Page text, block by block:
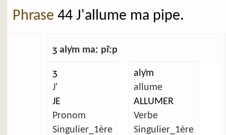
Phrase 44 J'allume ma pipe.
ʒ aly̜m maː pi̜ːp
ʒ
J'
JE
Pronom
Singulier_1ère
aly̜m
allume
ALLUMER
Verbe
Singulier_1ère